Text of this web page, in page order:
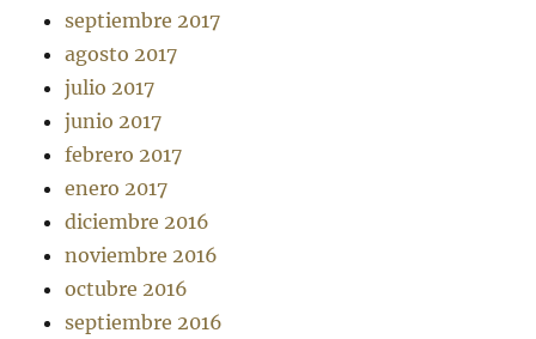
septiembre 2017
agosto 2017
julio 2017
junio 2017
febrero 2017
enero 2017
diciembre 2016
noviembre 2016
octubre 2016
septiembre 2016